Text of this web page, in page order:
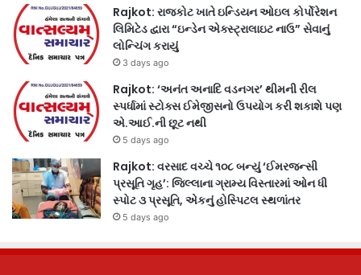
Rajkot: રાજકોટ ખાતે ઇન્ડિયન ઓઇલ કોર્પોરેશન
લિમિટેડ દ્વારા “ઇન્ડેન એક્સ્ટ્રાલાઇટ નાઉ” સેવાનું
લોન્ચિંગ કરાયું
3 days ago
Rajkot: ‘અનંત અનાદિ વડનગર’ થીમની રીલ
સ્પર્ધામાં સ્ટોક્સ ઈમેજીસનો ઉપયોગ કરી શકાશે પણ
એ.આઈ.ની છૂટ નથી
5 days ago
Rajkot: વરસાદ વચ્ચે ૧૦૮ બન્યું ‘ઈમરજન્સી
પ્રસૂતિ ગૃહ’: જિલ્લાના ગ્રામ્ય વિસ્તારમાં ઓન ધી
સ્પોટ ૩ પ્રસૂતિ, એકનું હોસ્પિટલ સ્થળાંતર
5 days ago